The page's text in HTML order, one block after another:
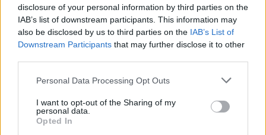
disclosure of your personal information by third parties on the
IAB’s list of downstream participants. This information may
also be disclosed by us to third parties on the IAB’s List of
Downstream Participants that may further disclose it to other
Personal Data Processing Opt Outs
I want to opt-out of the Sharing of my
personal data.
Opted In
PDF (Lazarus)
PUSL (D. Voiculescu)
PNȚCD (Pavelescu)
PNCR (Terheș)
Partidul Patrioților (Surugiu)
România pe Primul Loc (Ponta)